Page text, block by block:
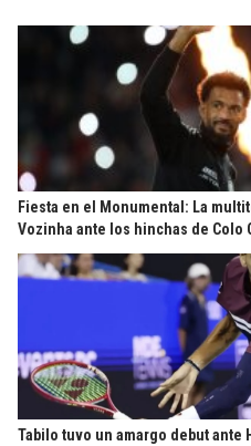
Fiesta en el Monumental: La
Vozinha ante los hinchas de Colo
Tabilo tuvo un amargo debut ante